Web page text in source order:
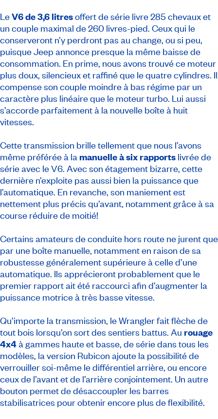
LeV6 de 3,6 litresoffert de série livre 285 chevaux et
un couple maximal de 260 livres-pied. Ceux qui le
conserveront n’y perdront pas au change, ou si peu,
puisque Jeep annonce presque la même baisse de
consommation. En prime, nous avons trouvé ce moteur
plus doux, silencieux et raffiné que le quatre cylindres. Il
compense son couple moindre à bas régime par un
caractère plus linéaire que le moteur turbo. Lui aussi
s’accorde parfaitement à la nouvelle boîte à huit
vitesses.
Cette transmission brille tellement que nous l’avons
même préférée à la manuelle à six rapports livrée de
série avec le V6. Avec son étagement bizarre, cette
dernière n’exploite pas aussi bien la puissance que
l’automatique. En revanche, son maniement est
nettement plus précis qu’avant, notamment grâce à sa
course réduire de moitié!
Certains amateurs de conduite hors route ne jurent que
par une boîte manuelle, notamment en raison de sa
robustesse généralement supérieure à celle d’une
automatique. Ils apprécieront probablement que le
premier rapport ait été raccourci afin d’augmenter la
puissance motrice à très basse vitesse.
Qu’importe la transmission, le Wrangler fait flèche de
tout bois lorsqu’on sort des sentiers battus. Au rouage
4x4à gammes haute et basse, de série dans tous les
modèles, la version Rubicon ajoute la possibilité de
verrouiller soi-même le différentiel arrière, ou encore
ceux de l’avant et de l’arrière conjointement. Un autre
bouton permet de désaccoupler les barres
stabilisatrices pour obtenir encore plus de flexibilité.